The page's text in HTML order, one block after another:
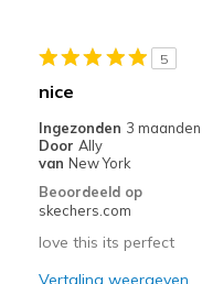
Beste toepassingen
Width
Sizing
View On Shoes
5
nice
Ingezonden 3
Door Ally
van New York
Beoordeeld op
skechers.com
love this its perfect
Vertaling weergeven